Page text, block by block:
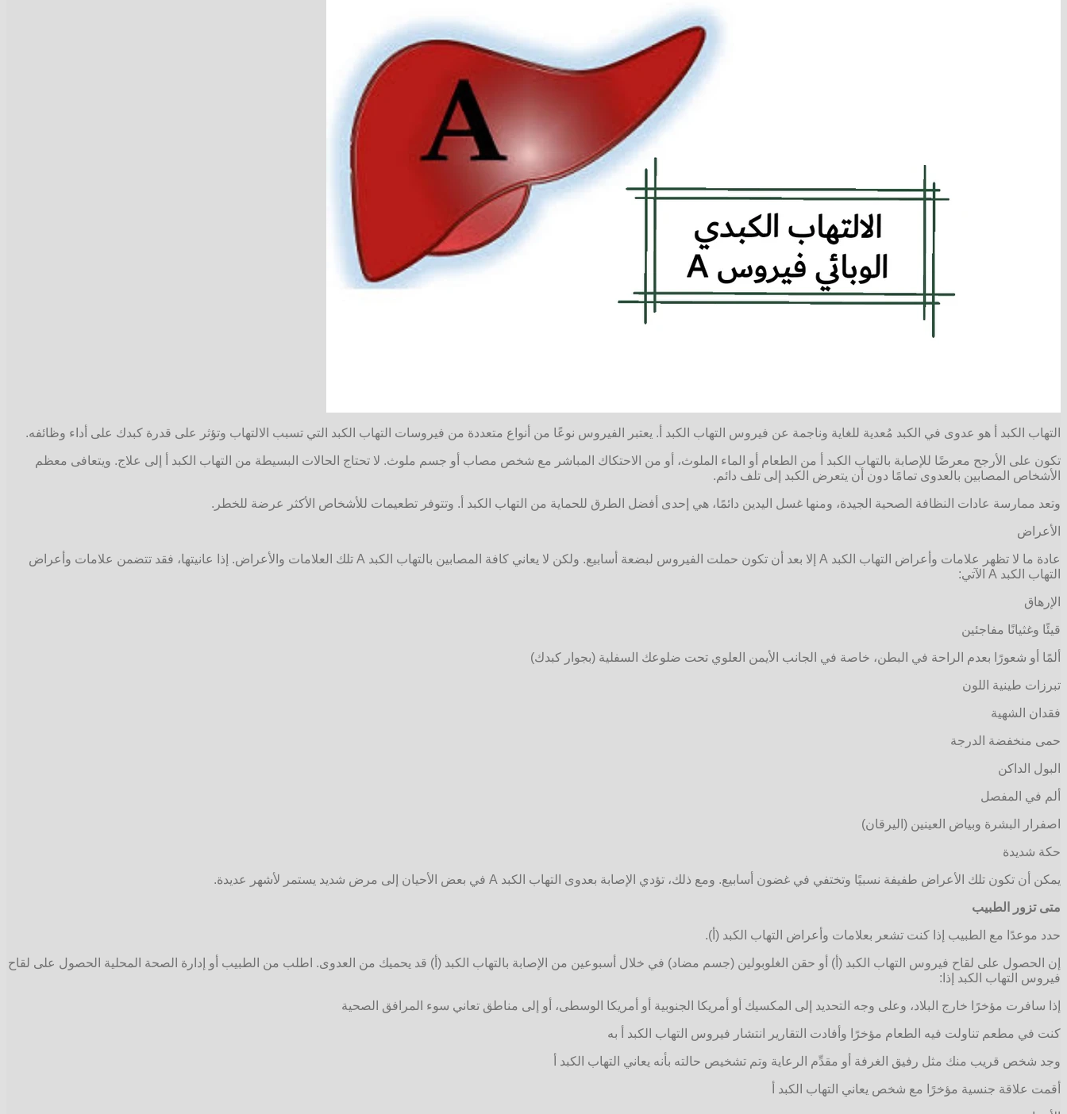
التهاب الكبد أ هو عدوى في الكبد مُعدية للغاية وناجمة عن فيروس التهاب الكبد أ. يعتبر الفيروس نوعًا من أنواع متعددة من فيروسات التهاب الكبد التي تسبب الالتهاب وتؤثر على قدرة كبدك على أداء وظائفه.
تكون على الأرجح معرضًا للإصابة بالتهاب الكبد أ من الطعام أو الماء الملوث، أو من الاحتكاك المباشر مع شخص مصاب أو جسم ملوث. لا تحتاج الحالات البسيطة من التهاب الكبد أ إلى علاج. ويتعافى معظم
الأشخاص المصابين بالعدوى تمامًا دون أن يتعرض الكبد إلى تلف دائم.
وتعد ممارسة عادات النظافة الصحية الجيدة، ومنها غسل اليدين دائمًا، هي إحدى أفضل الطرق للحماية من التهاب الكبد أ. وتتوفر تطعيمات للأشخاص الأكثر عرضة للخطر.
الأعراض
عادة ما لا تظهر علامات وأعراض التهاب الكبد A إلا بعد أن تكون حملت الفيروس لبضعة أسابيع. ولكن لا يعاني كافة المصابين بالتهاب الكبد A تلك العلامات والأعراض. إذا عانيتها، فقد تتضمن علامات وأعراض
التهاب الكبد A الآتي:
الإرهاق
قيئًا وغثيانًا مفاجئين
ألمًا أو شعورًا بعدم الراحة في البطن، خاصة في الجانب الأيمن العلوي تحت ضلوعك السفلية (بجوار كبدك)
تبرزات طينية اللون
فقدان الشهية
حمى منخفضة الدرجة
البول الداكن
ألم في المفصل
اصفرار البشرة وبياض العينين (اليرقان)
حكة شديدة
يمكن أن تكون تلك الأعراض طفيفة نسبيًا وتختفي في غضون أسابيع. ومع ذلك، تؤدي الإصابة بعدوى التهاب الكبد A في بعض الأحيان إلى مرض شديد يستمر لأشهر عديدة.
متى تزور الطبيب
حدد موعدًا مع الطبيب إذا كنت تشعر بعلامات وأعراض التهاب الكبد (أ).
إن الحصول على لقاح فيروس التهاب الكبد (أ) أو حقن الغلوبولين (جسم مضاد) في خلال أسبوعين من الإصابة بالتهاب الكبد (أ) قد يحميك من العدوى. اطلب من الطبيب أو إدارة الصحة المحلية الحصول على لقاح
فيروس التهاب الكبد إذا:
إذا سافرت مؤخرًا خارج البلاد، وعلى وجه التحديد إلى المكسيك أو أمريكا الجنوبية أو أمريكا الوسطى، أو إلى مناطق تعاني سوء المرافق الصحية
كنت في مطعم تناولت فيه الطعام مؤخرًا وأفادت التقارير انتشار فيروس التهاب الكبد أ به
وجد شخص قريب منك مثل رفيق الغرفة أو مقدِّم الرعاية وتم تشخيص حالته بأنه يعاني التهاب الكبد أ
أقمت علاقة جنسية مؤخرًا مع شخص يعاني التهاب الكبد أ